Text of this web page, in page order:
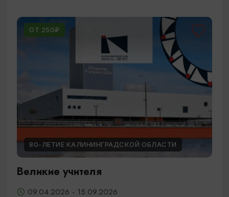
ОТ 250₽
80-ЛЕТИЕ КАЛИНИНГРАДСКОЙ ОБЛАСТИ
Великие учителя
09.04.2026 - 15.09.2026